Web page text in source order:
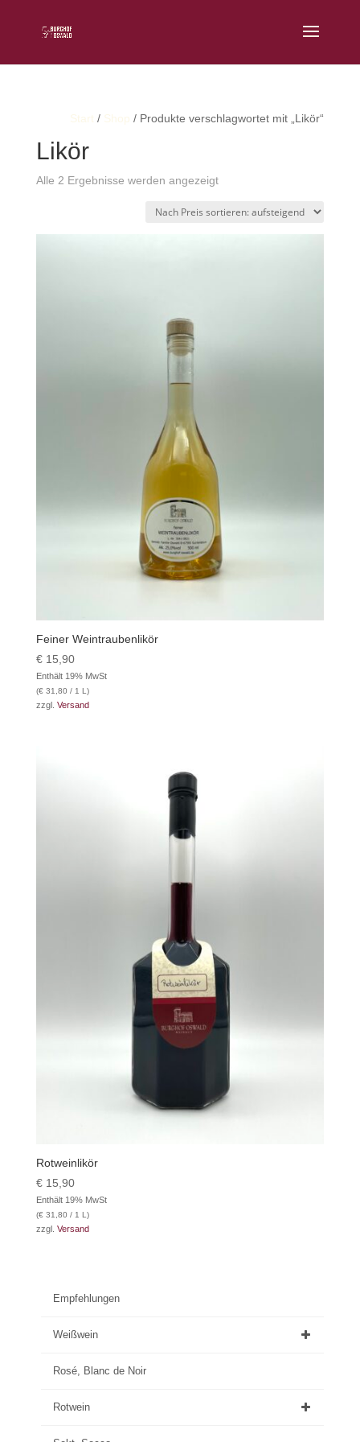
Start / Shop / Produkte verschlagwortet mit „Likör“
Likör
Alle 2 Ergebnisse werden angezeigtNach
sortiert:
Feiner Weintraubenlikör
€15,90
Enthält 19% MwSt
(€31,80 / 1 L)
zzgl. Versand
Rotweinlikör
€15,90
Enthält 19% MwSt
(€31,80 / 1 L)
zzgl. Versand
Empfehlungen
Weißwein
Rosé, Blanc de Noir
Rotwein